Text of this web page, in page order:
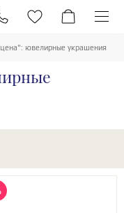
ювелирные украшения